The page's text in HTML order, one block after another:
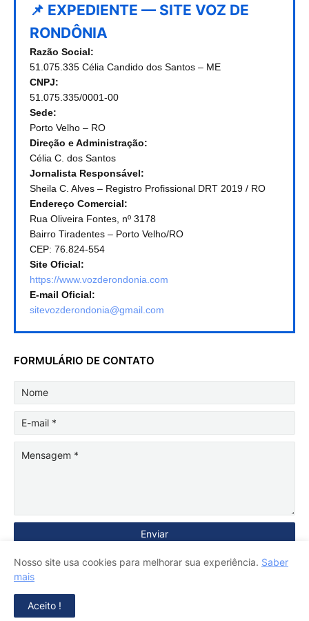
📌 EXPEDIENTE — SITE VOZ DE
RONDÔNIA
Razão Social:
51.075.335 Célia Candido dos Santos – ME
CNPJ:
51.075.335/0001-00
Sede:
Porto Velho – RO
Direção e Administração:
Célia C. dos Santos
Jornalista Responsável:
Sheila C. Alves – Registro Profissional DRT 2019 / RO
Endereço Comercial:
Rua Oliveira Fontes, nº 3178
Bairro Tiradentes – Porto Velho/RO
CEP: 76.824-554
Site Oficial:
https://www.vozderondonia.com
E-mail Oficial:
sitevozderondonia@gmail.com
FORMULÁRIO DE CONTATO
Nosso site usa cookies para melhorar sua experiência. Saber
mais
Aceito !